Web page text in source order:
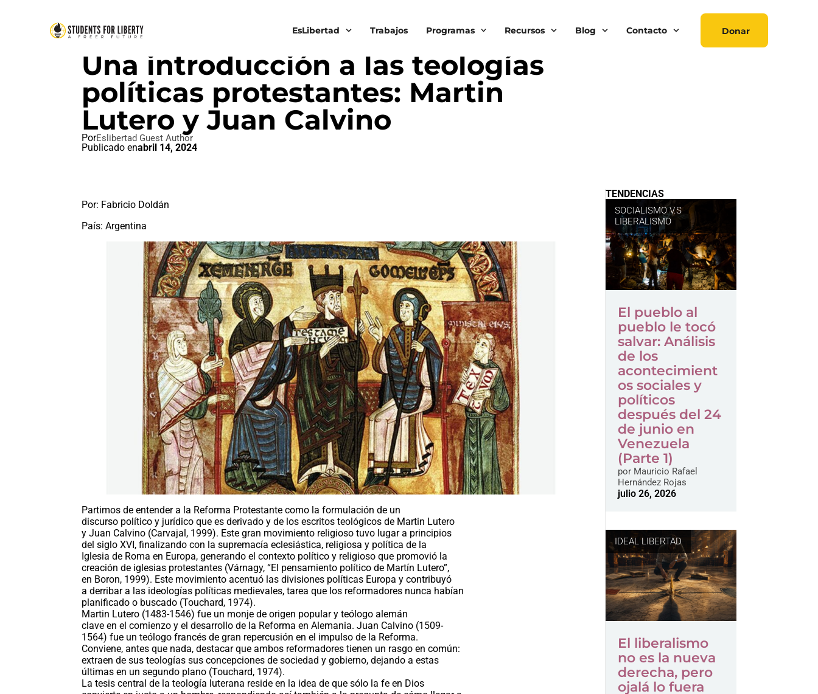
EsLibertad Trabajos Programas Recursos Blog Contacto Donar
Una introducción a las teologías
políticas protestantes: Martin
Lutero y Juan Calvino
PorEslibertad Guest Author
Publicado enabril 14, 2024
Por: Fabricio Doldán
País: Argentina
Partimos de entender a la Reforma Protestante como la formulación de un
discurso político y jurídico que es derivado y de los escritos teológicos de Martin Lutero
y Juan Calvino (Carvajal, 1999). Este gran movimiento religioso tuvo lugar a principios
del siglo XVI, finalizando con la supremacía eclesiástica, religiosa y política de la
Iglesia de Roma en Europa, generando el contexto político y religioso que promovió la
creación de iglesias protestantes (Várnagy, “El pensamiento político de Martín Lutero”,
en Boron, 1999). Este movimiento acentuó las divisiones políticas Europa y contribuyó
a derribar a las ideologías políticas medievales, tarea que los reformadores nunca habían
planificado o buscado (Touchard, 1974).
Martin Lutero (1483-1546) fue un monje de origen popular y teólogo alemán
clave en el comienzo y el desarrollo de la Reforma en Alemania. Juan Calvino (1509-
1564) fue un teólogo francés de gran repercusión en el impulso de la Reforma.
Conviene, antes que nada, destacar que ambos reformadores tienen un rasgo en común:
extraen de sus teologías sus concepciones de sociedad y gobierno, dejando a estas
últimas en un segundo plano (Touchard, 1974).
La tesis central de la teología luterana reside en la idea de que sólo la fe en Dios
TENDENCIAS
SOCIALISMO V.S
LIBERALISMO
El pueblo al
pueblo le tocó
salvar: Análisis
de los
acontecimient
os sociales y
políticos
después del 24
de junio en
Venezuela
(Parte 1)
porMauricio Rafael
Hernández Rojas
julio 26, 2026
IDEAL LIBERTAD
El liberalismo
no es la nueva
derecha, pero
ojalá lo fuera